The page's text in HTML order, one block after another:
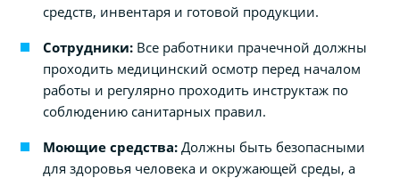
средств, инвентаря и готовой продукции.
Сотрудники: Все работники прачечной должны
проходить медицинский осмотр перед началом
работы и регулярно проходить инструктаж по
соблюдению санитарных правил.
Моющие средства: Должны быть безопасными
для здоровья человека и окружающей среды, а